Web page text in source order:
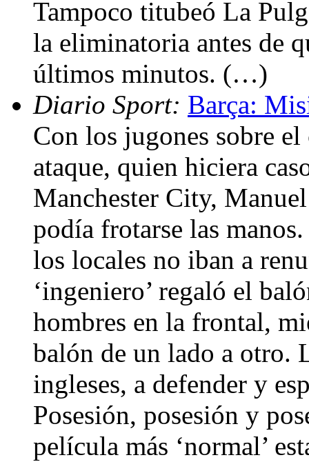
Tampoco titubeó La
la eliminatoria antes de
últimos minutos. (…)
Diario Sport: Barça:
Con los jugones sobre
ataque, quien hiciera
Manchester City,
podía frotarse las
los locales no iban a
‘ingeniero’ regaló el
hombres en la frontal,
balón de un lado a otro.
ingleses, a defender y
Posesión, posesión y
película más ‘normal’